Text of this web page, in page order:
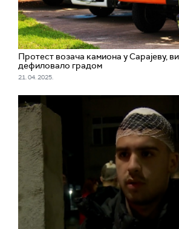
Протест возача камиона у Сарајеву,
дефиловало градом
21. 04. 2025.